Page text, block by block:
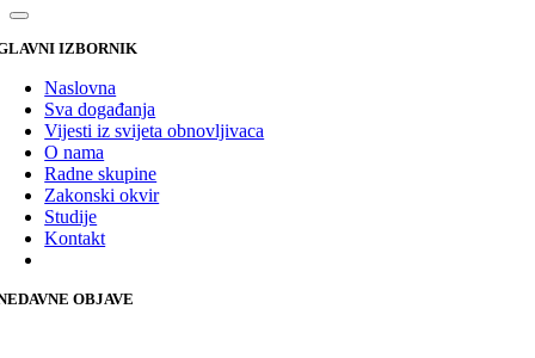
IZBORNIK
Naslovna
Sva događanja
Vijesti iz svijeta obnovljivaca
O nama
Radne skupine
Zakonski okvir
Studije
Kontakt
OBJAVE